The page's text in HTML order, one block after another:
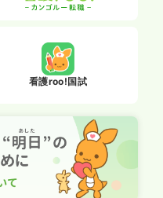
看護roo!国試